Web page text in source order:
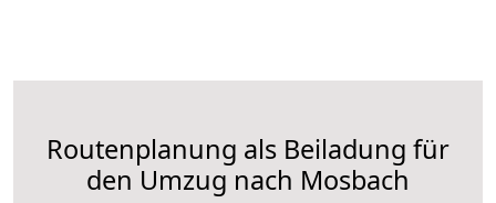
Routenplanung als Beiladung für
den Umzug nach Mosbach